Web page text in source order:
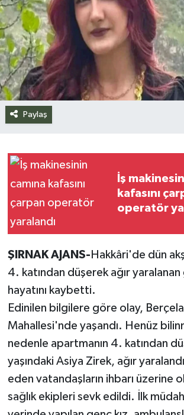
Paylaş
İş
kafasını
operatör
ŞIRNAK AJANS- Hakkâri'de dün
4. katından düşerek ağır yaralanan
hayatını kaybetti.
Edinilen bilgilere göre olay,
Mahallesi'nde yaşandı. Henüz
nedenle apartmanın 4. katından
yaşındaki Asiya Zirek, ağır
eden vatandaşların ihbarı üzerine
sağlık ekipleri sevk edildi. İlk
Siyaset
Spor
Teknoloji
Yazarlar